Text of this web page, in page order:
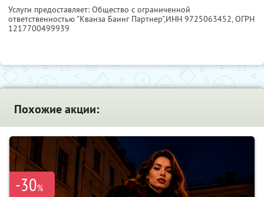
Услуги предоставляет: Общество с ограниченной
ответственностью "Кванза Баинг Партнер",ИНН 9725063452, ОГРН
1217700499939
Похожие акции:
-30%